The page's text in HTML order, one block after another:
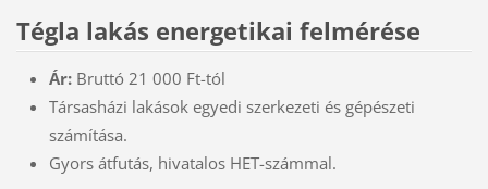
Tégla lakás energetikai felmérése
Ár:Bruttó 21 000 Ft-tól
Társasházi lakások egyedi szerkezeti és gépészeti
számítása.
Gyors átfutás, hivatalos HET-számmal.